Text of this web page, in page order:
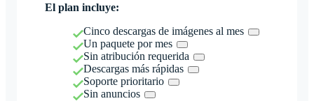
El plan incluye:
Cinco descargas de imágenes al mes
Un paquete por mes
Sin atribución requerida
Descargas más rápidas
Soporte prioritario
Sin anuncios